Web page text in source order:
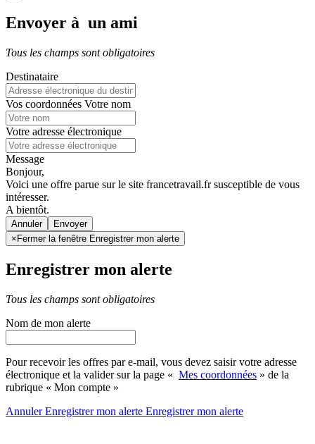
Envoyer à un ami
Tous les champs sont obligatoires
Destinataire
Vos coordonnées Votre nom
Votre adresse électronique
Message
Bonjour,
Voici une offre parue sur le site francetravail.fr susceptible de vous
intéresser.
A bientôt.
Annuler
× Fermer la fenêtre Enregistrer mon alerte
Enregistrer mon alerte
Tous les champs sont obligatoires
Nom de mon alerte
Pour recevoir les offres par e-mail, vous devez saisir votre adresse
électronique et la valider sur la page « Mes coordonnées » de la
rubrique « Mon compte »
AnnulerEnregistrer mon alerte Enregistrermon alerte